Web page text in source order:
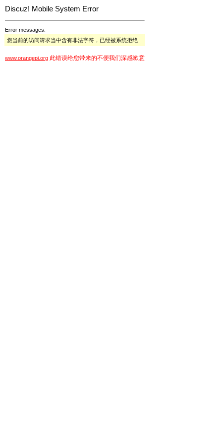
Discuz! Mobile System Error
Error messages:
您当前的访问请求当中含有非法字符，已经被系统拒绝
www.orangepi.org 此错误给您带来的不便我们深感歉意